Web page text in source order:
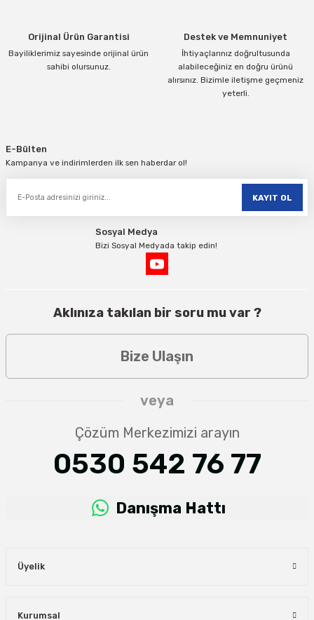
Orijinal Ürün Garantisi
Bayiliklerimiz sayesinde orijinal ürün
sahibi olursunuz.
Destek ve Memnuniyet
İhtiyaçlarınız doğrultusunda
alabileceğiniz en doğru ürünü
alırsınız. Bizimle iletişme geçmeniz
yeterli.
E-Bülten
Kampanya ve indirimlerden ilk sen haberdar ol!
KAYIT OL
Sosyal Medya
Bizi Sosyal Medyada takip edin!
Aklınıza takılan bir soru mu var ?
Bize Ulaşın
veya
Çözüm Merkezimizi arayın
0530 542 76 77
Danışma Hattı
Üyelik
Kurumsal